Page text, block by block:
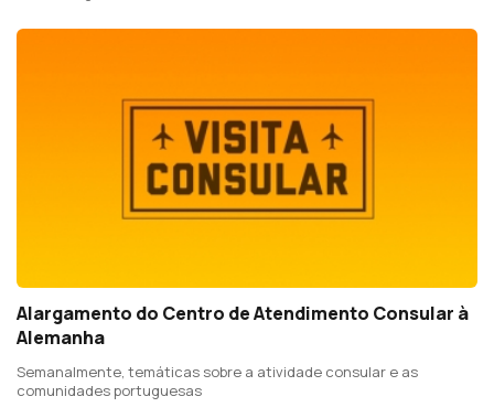
Alargamento do Centro de Atendimento Consular à
Alemanha
Semanalmente, temáticas sobre a atividade consular e as
comunidades portuguesas